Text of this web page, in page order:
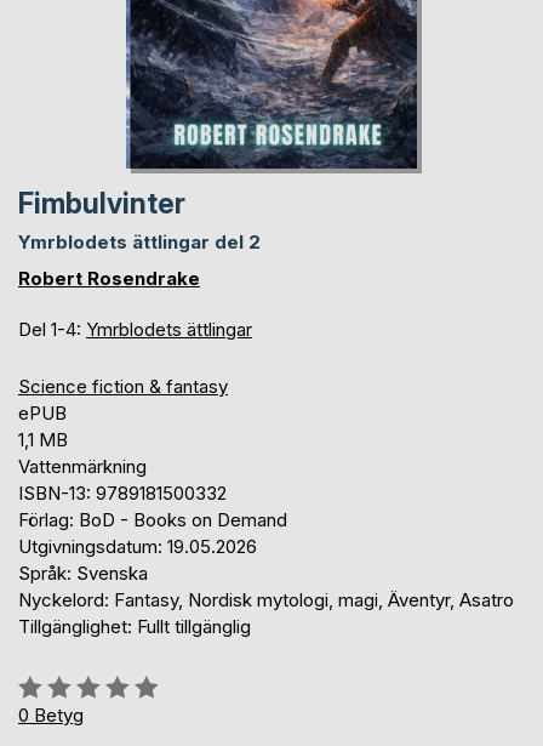
Fimbulvinter
Ymrblodets ättlingar del 2
Robert Rosendrake
Del 1-4: Ymrblodets ättlingar
Science fiction & fantasy
ePUB
1,1 MB
Vattenmärkning
ISBN-13: 9789181500332
Förlag: BoD - Books on Demand
Utgivningsdatum: 19.05.2026
Språk: Svenska
Nyckelord: Fantasy, Nordisk mytologi, magi, Äventyr, Asatro
Tillgänglighet: Fullt tillgänglig
Betyg::
0%
0 Betyg